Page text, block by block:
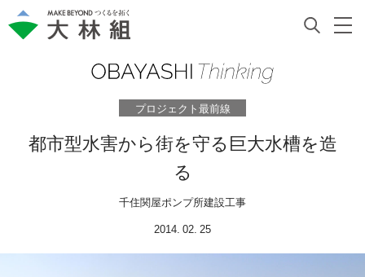
プロジェクト最前線
都市型水害から街を守る巨大水槽を造
る
千住関屋ポンプ所建設工事
2014. 02. 25